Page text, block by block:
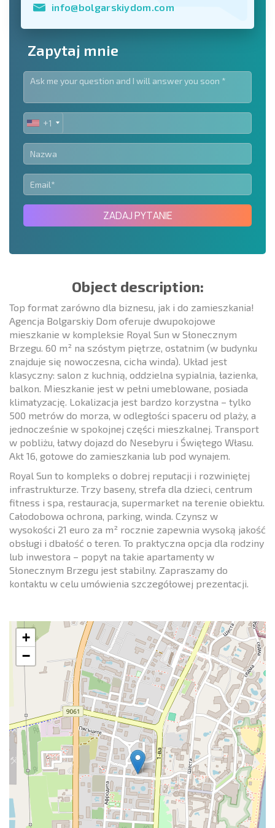
info@bolgarskiydom.com
Zapytaj mnie
UNITED
STATES
+1
+1
ZADAJ PYTANIE
Object description:
Top format zarówno dla biznesu, jak i do zamieszkania!
Agencja Bolgarskiy Dom oferuje dwupokojowe
mieszkanie w kompleksie Royal Sun w Słonecznym
Brzegu. 60 m² na szóstym piętrze, ostatnim (w budynku
znajduje się nowoczesna, cicha winda). Układ jest
klasyczny: salon z kuchnią, oddzielna sypialnia, łazienka,
balkon. Mieszkanie jest w pełni umeblowane, posiada
klimatyzację. Lokalizacja jest bardzo korzystna – tylko
500 metrów do morza, w odległości spaceru od plaży, a
jednocześnie w spokojnej części mieszkalnej. Transport
w pobliżu, łatwy dojazd do Nesebyru i Świętego Własu.
Akt 16, gotowe do zamieszkania lub pod wynajem.
Royal Sun to kompleks o dobrej reputacji i rozwiniętej
infrastrukturze. Trzy baseny, strefa dla dzieci, centrum
fitness i spa, restauracja, supermarket na terenie obiektu.
Całodobowa ochrona, parking, winda. Czynsz w
wysokości 21 euro za m² rocznie zapewnia wysoką jakość
obsługi i dbałość o teren. To praktyczna opcja dla rodziny
lub inwestora – popyt na takie apartamenty w
Słonecznym Brzegu jest stabilny. Zapraszamy do
kontaktu w celu umówienia szczegółowej prezentacji.
+
−